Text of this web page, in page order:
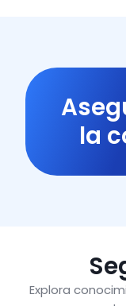
la
Explora